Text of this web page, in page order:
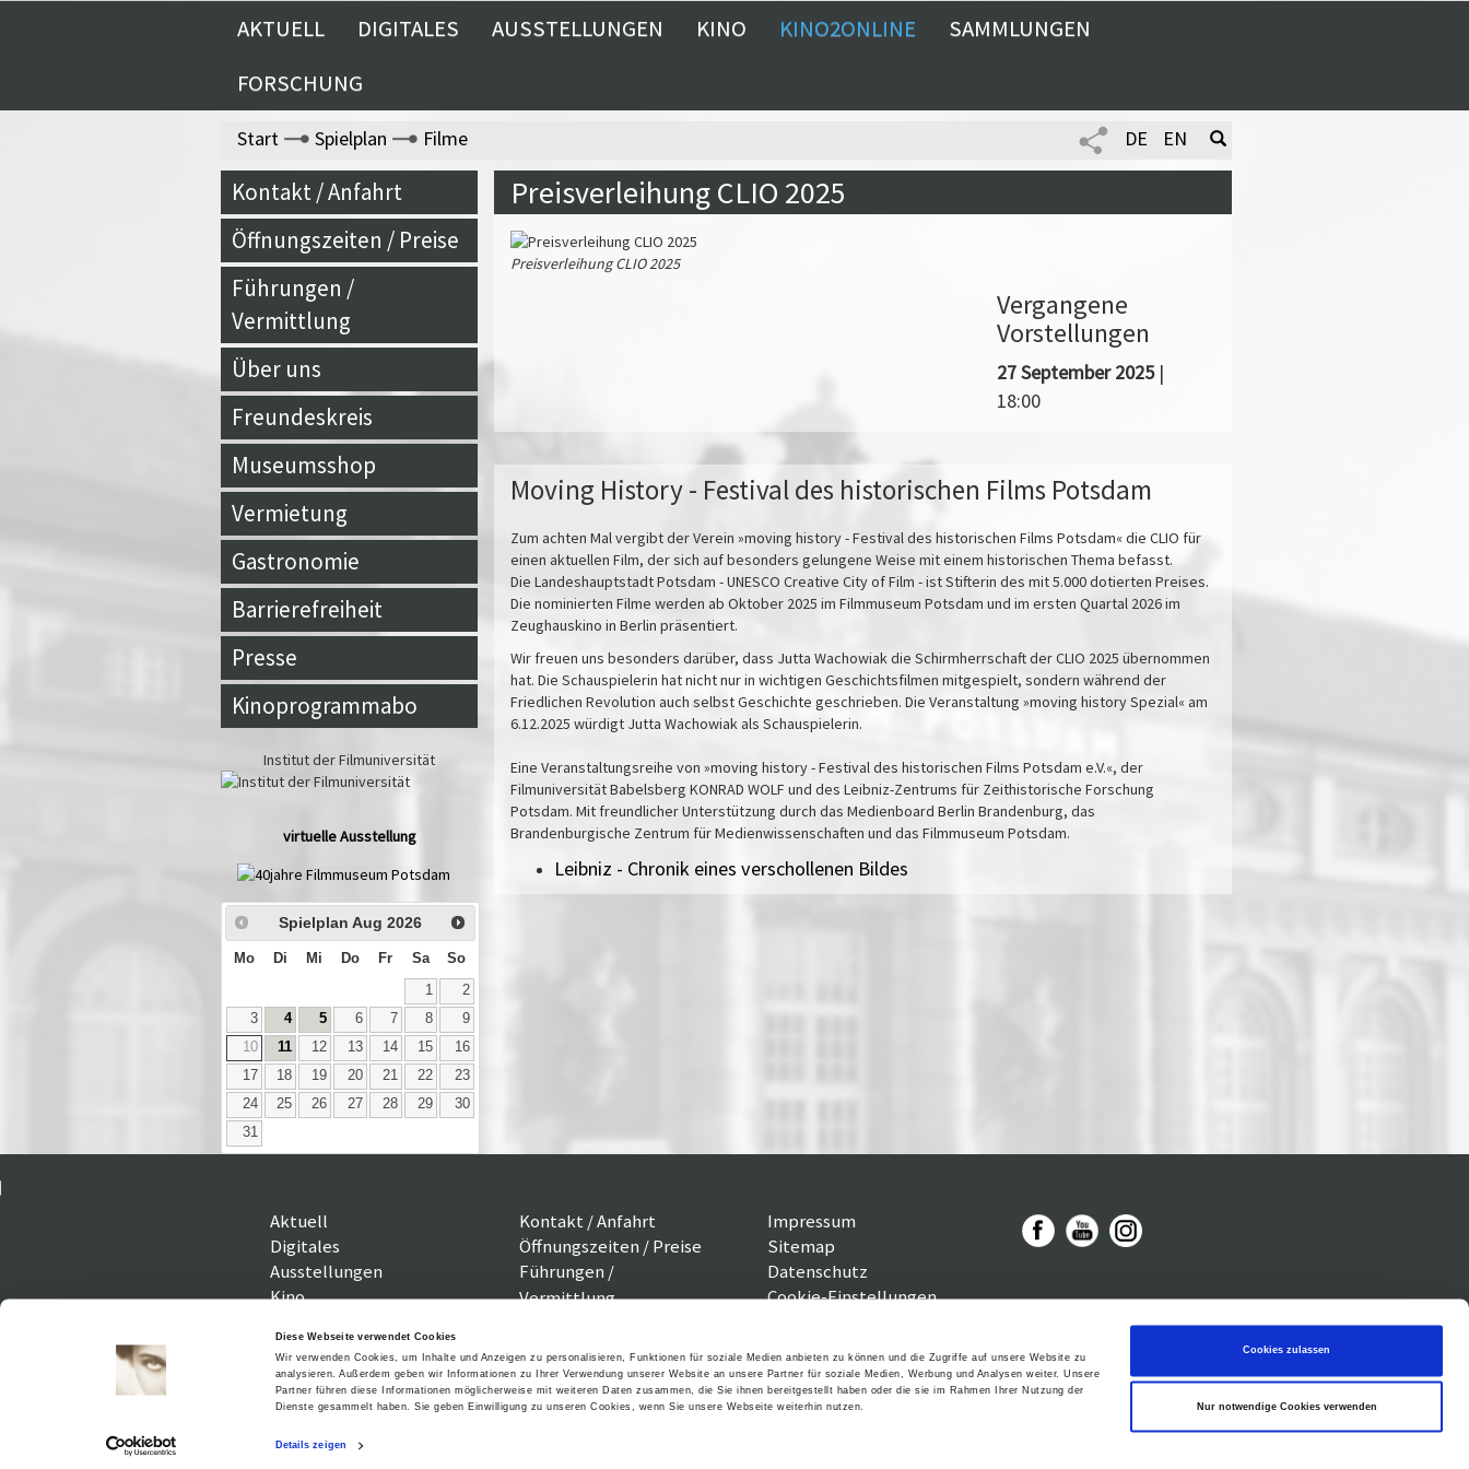
Diese Webseite verwendet Cookies
Wir verwenden Cookies, um Inhalte und Anzeigen zu personalisieren, Funktionen für soziale Medien anbieten zu können und die Zugriffe auf unsere Website zu
analysieren. Außerdem geben wir Informationen zu Ihrer Verwendung unserer Website an unsere Partner für soziale Medien, Werbung und Analysen weiter. Unsere
Partner führen diese Informationen möglicherweise mit weiteren Daten zusammen, die Sie ihnen bereitgestellt haben oder die sie im Rahmen Ihrer Nutzung der
Dienste gesammelt haben. Sie geben Einwilligung zu unseren Cookies, wenn Sie unsere Webseite weiterhin nutzen.
Details zeigen
Cookies zulassen
Nur notwendige Cookies verwenden
AKTUELL DIGITALES AUSSTELLUNGEN KINO KINO2ONLINE
SAMMLUNGEN
FORSCHUNG
Start Spielplan Filme DE EN
Kontakt / Anfahrt
Öffnungszeiten / Preise
Führungen /
Vermittlung
Über uns
Freundeskreis
Museumsshop
Vermietung
Gastronomie
Barrierefreiheit
Presse
Kinoprogrammabo
Institut der Filmuniversität
virtuelle Ausstellung
Spielplan Aug 2026
Mo Di Mi Do Fr Sa So
1
2
3
4 5 6 7 8
9
10
11 12 13 14 15
16
17
18 19 20 21 22
23
24
25 26 27 28 29
30
31
Preisverleihung CLIO 2025
Preisverleihung CLIO 2025
Vergangene
Vorstellungen
27 September 2025|
18:00
Moving History - Festival des historischen Films Potsdam
Zum achten Mal vergibt der Verein »moving history - Festival des historischen Films Potsdam« die CLIO für
einen aktuellen Film, der sich auf besonders gelungene Weise mit einem historischen Thema befasst.
Die Landeshauptstadt Potsdam - UNESCO Creative City of Film - ist Stifterin des mit 5.000 dotierten Preises.
Die nominierten Filme werden ab Oktober 2025 im Filmmuseum Potsdam und im ersten Quartal 2026 im
Zeughauskino in Berlin präsentiert.
Wir freuen uns besonders darüber, dass Jutta Wachowiak die Schirmherrschaft der CLIO 2025 übernommen
hat. Die Schauspielerin hat nicht nur in wichtigen Geschichtsfilmen mitgespielt, sondern während der
Friedlichen Revolution auch selbst Geschichte geschrieben. Die Veranstaltung »moving history Spezial« am
6.12.2025 würdigt Jutta Wachowiak als Schauspielerin.
Eine Veranstaltungsreihe von »moving history - Festival des historischen Films Potsdam e.V.«, der
Filmuniversität Babelsberg KONRAD WOLF und des Leibniz-Zentrums für Zeithistorische Forschung
Potsdam. Mit freundlicher Unterstützung durch das Medienboard Berlin Brandenburg, das
Brandenburgische Zentrum für Medienwissenschaften und das Filmmuseum Potsdam.
Leibniz - Chronik eines verschollenen Bildes
Aktuell
Digitales
Ausstellungen
Kino
Sammlungen
Forschung
Kontakt / Anfahrt
Öffnungszeiten / Preise
Führungen /
Vermittlung
Museumsshop
Vermietung
Gastronomie
Impressum
Sitemap
Datenschutz
Cookie-Einstellungen